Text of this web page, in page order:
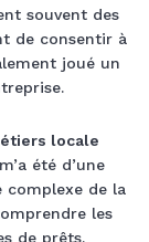
souvent des
de consentir à
joué un
locale
été d’une
complexe de la
les
de prêts.